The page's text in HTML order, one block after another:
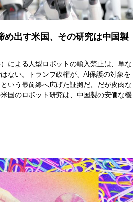
め出す米国、その研究は中国製
による人型ロボットの輸入禁止は、単な
ない。トランプ政権が、AI保護の対象を
いう最前線へ広げた証拠だ。だが皮肉な
国のロボット研究は、中国製の安価な機